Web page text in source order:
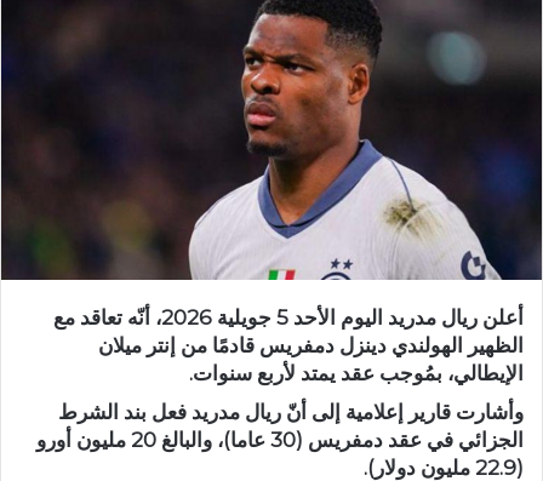
أعلن ​ريال مدريد اليوم الأحد 5 جويلية 2026، أنّه تعاقد ‌مع
الظهير الهولندي ‌دينزل دمفريس قادمًا من إنتر ميلان
الإيطالي، بمُوجب عقد يمتد لأربع سنوات.
وأشارت قارير إعلامية إلى أنّ ريال مدريد ​فعل بند الشرط
الجزائي في عقد دمفريس (30 عاما)، والبالغ 20 ⁠مليون أورو
(22.9 مليون دولار).